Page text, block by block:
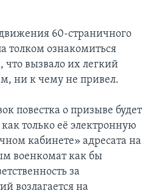
60-страничного
толком ознакомиться
вызвало их легкий
ни к чему не привел.
повестка о призыве будет
только её электронную
кабинете» адресата на
военкомат как бы
за
возлагается на